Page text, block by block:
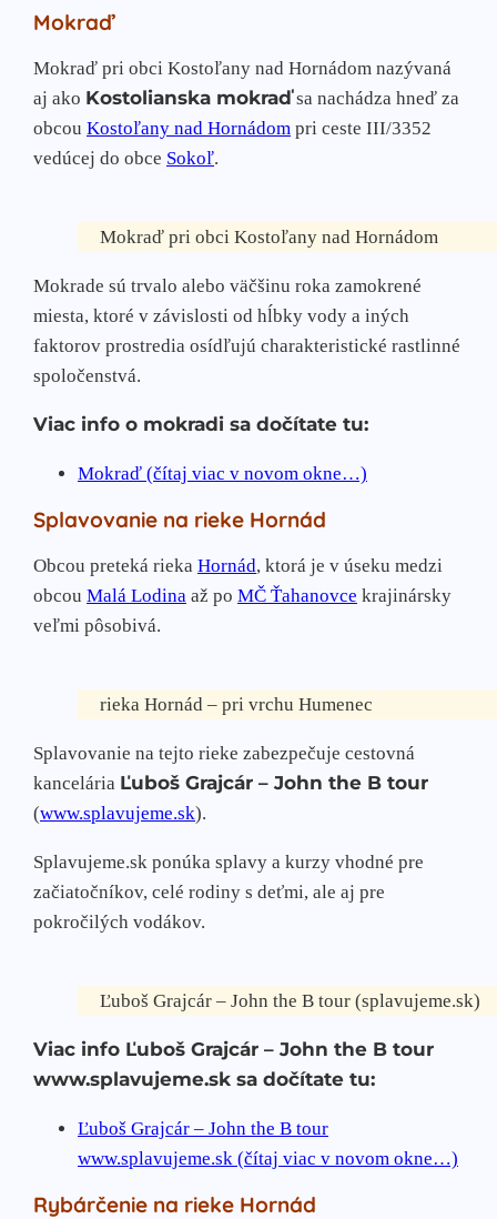
Mokraď
Mokraď pri obci Kostoľany nad Hornádom nazývaná
aj ako Kostolianska mokraďsa nachádza hneď za
obcou Kostoľany nad Hornádom pri ceste III/3352
vedúcej do obce Sokoľ.
Mokraď pri obci Kostoľany nad Hornádom
Mokrade sú trvalo alebo väčšinu roka zamokrené
miesta, ktoré v závislosti od hĺbky vody a iných
faktorov prostredia osídľujú charakteristické rastlinné
spoločenstvá.
Viac info o mokradi sa dočítate tu:
Mokraď (čítaj viac v novom okne…)
Splavovanie na rieke Hornád
Obcou preteká rieka Hornád, ktorá je v úseku medzi
obcou Malá Lodina až po MČ Ťahanovce krajinársky
veľmi pôsobivá.
rieka Hornád – pri vrchu Humenec
Splavovanie na tejto rieke zabezpečuje cestovná
kancelária Ľuboš Grajcár – John the B tour
(www.splavujeme.sk).
Splavujeme.sk ponúka splavy a kurzy vhodné pre
začiatočníkov, celé rodiny s deťmi, ale aj pre
pokročilých vodákov.
Ľuboš Grajcár – John the B tour (splavujeme.sk)
Viac info Ľuboš Grajcár – John the B tour
www.splavujeme.sk sa dočítate tu:
Ľuboš Grajcár – John the B tour
www.splavujeme.sk (čítaj viac v novom okne…)
Rybárčenie na rieke Hornád